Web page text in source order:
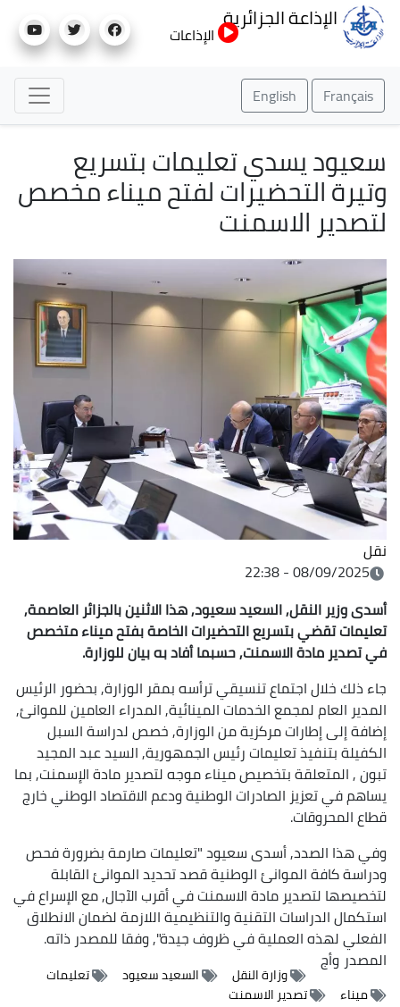
إلى
الإذاعة الجزائرية
الإذاعات
Français
English
سعيود يسدي تعليمات بتسريع
وتيرة التحضيرات لفتح ميناء مخصص
لتصدير الاسمنت
نقل
08/09/2025 - 22:38
أسدى وزير النقل, السعيد سعيود, هذا الاثنين بالجزائر العاصمة,
تعليمات تقضي بتسريع التحضيرات الخاصة بفتح ميناء متخصص
في تصدير مادة الاسمنت, حسبما أفاد به بيان للوزارة.
جاء ذلك خلال اجتماع تنسيقي ترأسه بمقر الوزارة, بحضور الرئيس
المدير العام لمجمع الخدمات المينائية, المدراء العامين للموانئ,
إضافة إلى إطارات مركزية من الوزارة, خصص لدراسة السبل
الكفيلة بتنفيذ تعليمات رئيس الجمهورية, السيد عبد المجيد
تبون , المتعلقة بتخصيص ميناء موجه لتصدير مادة الإسمنت, بما
يساهم في تعزيز الصادرات الوطنية ودعم الاقتصاد الوطني خارج
قطاع المحروقات.
وفي هذا الصدد, أسدى سعيود "تعليمات صارمة بضرورة فحص
ودراسة كافة الموانئ الوطنية قصد تحديد الموانئ القابلة
لتخصيصها لتصدير مادة الاسمنت في أقرب الآجال, مع الإسراع في
استكمال الدراسات التقنية والتنظيمية اللازمة لضمان الانطلاق
الفعلي لهذه العملية في ظروف جيدة", وفقا للمصدر ذاته.
المصدروأج
وزارة النقل السعيد سعيود
تعليمات
ميناء
تصدير الاسمنت